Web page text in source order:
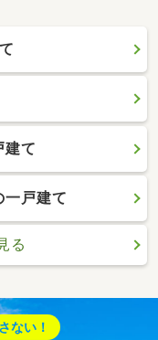
建て
一戸建て
る
ない！